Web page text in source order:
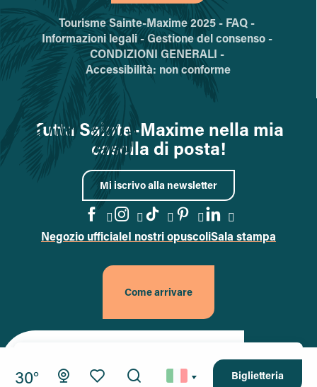
MENU
30° Biglietteria
Tourisme Sainte-Maxime 2025 - FAQ -
Informazioni legali -Gestione del consenso -
CONDIZIONI GENERALI -
Accessibilità: non conforme
Tutta Sainte-Maxime nella mia
casella di posta!
Mi iscrivo alla newsletter
Vai alla pagina Facebook
Vai alla pagina Instagram
Vai alla pagina TikTok
Vai alla pagina
Accedi alla
Negozio ufficialeI nostri opuscoliSala stampa
Come arrivare